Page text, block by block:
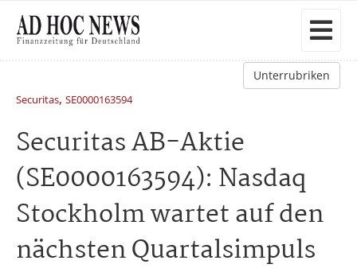
Unterrubriken
Securitas, SE0000163594
Securitas AB-Aktie
(SE0000163594): Nasdaq
Stockholm wartet auf den
nächsten Quartalsimpuls